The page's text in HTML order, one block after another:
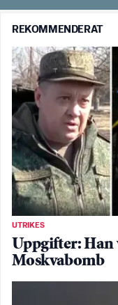
REKOMMENDERAT
UTRIKES
Uppgifter:
Moskvabomb